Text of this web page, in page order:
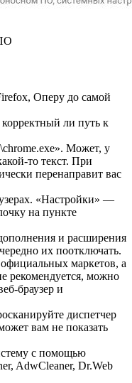
Оперу до самой
ли путь к
Может, у
то текст. При
перенаправит вас
«Настройки» —
на пункте
и расширения
их поотключать.
маркетов, а
рекомендуется, можно
браузер и
диспетчер
вам не показать
с помощью
AdwCleaner, Dr.Web